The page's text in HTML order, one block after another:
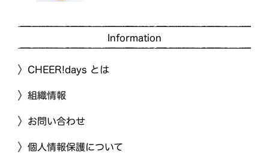
Information
CHEER!days とは
組織情報
お問い合わせ
個人情報保護について